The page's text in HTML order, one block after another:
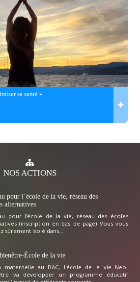
sa santé »
NOSACTIONS
pour l’école de la vie, réseau des
alternatives
pour l'école de la vie, réseau des écoles
(inscription en bas de page) Vous vous
sûrement isolé dans...
École de la vie
maternelle au BAC, l'école de la vie Neo-
va développer un programme éducatif